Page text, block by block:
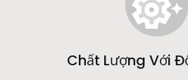
Chất Lượng Với